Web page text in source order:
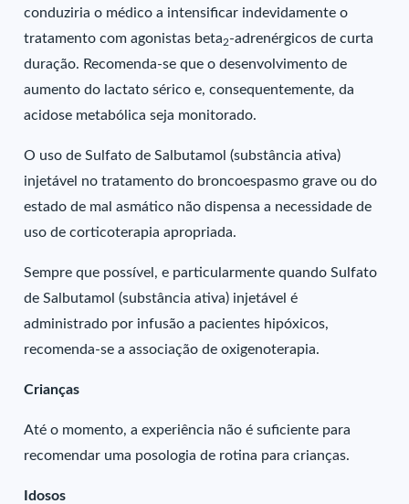
conduziria o médico a intensificar indevidamente o
tratamento com agonistas beta2-adrenérgicos de curta
duração. Recomenda-se que o desenvolvimento de
aumento do lactato sérico e, consequentemente, da
acidose metabólica seja monitorado.
O uso de Sulfato de Salbutamol (substância ativa)
injetável no tratamento do broncoespasmo grave ou do
estado de mal asmático não dispensa a necessidade de
uso de corticoterapia apropriada.
Sempre que possível, e particularmente quando Sulfato
de Salbutamol (substância ativa) injetável é
administrado por infusão a pacientes hipóxicos,
recomenda-se a associação de oxigenoterapia.
Crianças
Até o momento, a experiência não é suficiente para
recomendar uma posologia de rotina para crianças.
Idosos